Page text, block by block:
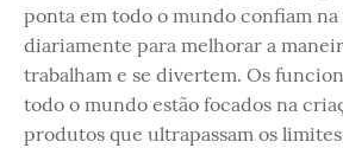
ponta em todo o mundo confiam
diariamente para melhorar a
trabalham e se divertem. Os
todo o mundo estão focados na
produtos que ultrapassam os